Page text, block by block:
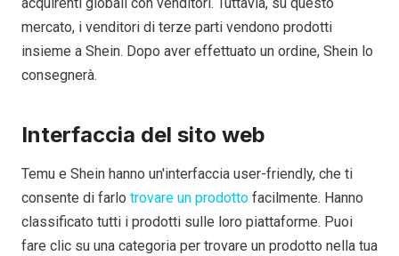
mercato, i venditori di terze parti vendono prodotti
insieme a Shein. Dopo aver effettuato un ordine, Shein lo
consegnerà.
Interfaccia del sito web
Temu e Shein hanno un'interfaccia user-friendly, che ti
consente di farlo trovare un prodotto facilmente. Hanno
classificato tutti i prodotti sulle loro piattaforme. Puoi
fare clic su una categoria per trovare un prodotto nella tua